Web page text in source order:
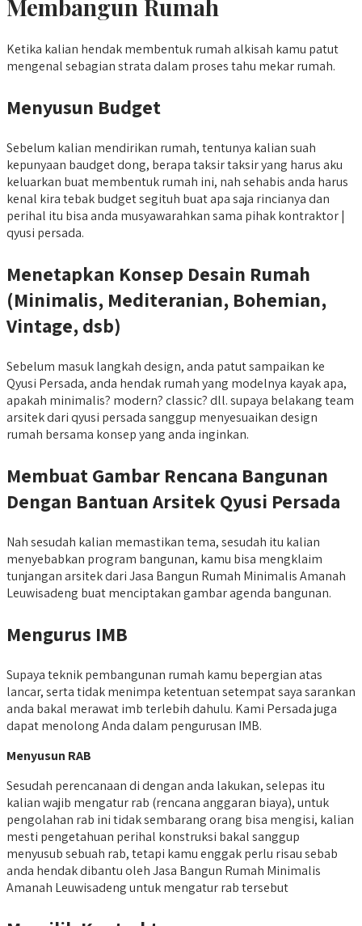
Membangun Rumah
Ketika kalian hendak membentuk rumah alkisah kamu patut
mengenal sebagian strata dalam proses tahu mekar rumah.
Menyusun Budget
Sebelum kalian mendirikan rumah, tentunya kalian suah
kepunyaan baudget dong, berapa taksir taksir yang harus aku
keluarkan buat membentuk rumah ini, nah sehabis anda harus
kenal kira tebak budget segituh buat apa saja rincianya dan
perihal itu bisa anda musyawarahkan sama pihak kontraktor |
qyusi persada.
Menetapkan Konsep Desain Rumah
(Minimalis, Mediteranian, Bohemian,
Vintage, dsb)
Sebelum masuk langkah design, anda patut sampaikan ke
Qyusi Persada, anda hendak rumah yang modelnya kayak apa,
apakah minimalis? modern? classic? dll. supaya belakang team
arsitek dari qyusi persada sanggup menyesuaikan design
rumah bersama konsep yang anda inginkan.
Membuat Gambar Rencana Bangunan
Dengan Bantuan Arsitek Qyusi Persada
Nah sesudah kalian memastikan tema, sesudah itu kalian
menyebabkan program bangunan, kamu bisa mengklaim
tunjangan arsitek dari Jasa Bangun Rumah Minimalis Amanah
Leuwisadeng buat menciptakan gambar agenda bangunan.
Mengurus IMB
Supaya teknik pembangunan rumah kamu bepergian atas
lancar, serta tidak menimpa ketentuan setempat saya sarankan
anda bakal merawat imb terlebih dahulu. Kami Persada juga
dapat menolong Anda dalam pengurusan IMB.
Menyusun RAB
Sesudah perencanaan di dengan anda lakukan, selepas itu
kalian wajib mengatur rab (rencana anggaran biaya), untuk
pengolahan rab ini tidak sembarang orang bisa mengisi, kalian
mesti pengetahuan perihal konstruksi bakal sanggup
menyusub sebuah rab, tetapi kamu enggak perlu risau sebab
anda hendak dibantu oleh Jasa Bangun Rumah Minimalis
Amanah Leuwisadeng untuk mengatur rab tersebut